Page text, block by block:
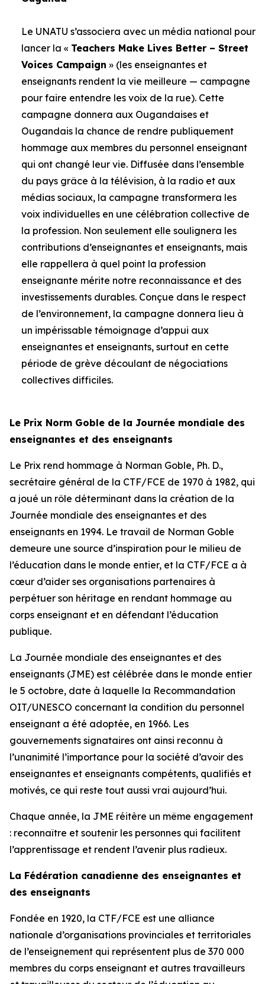
Le UNATU s’associera avec un média national pour
lancer la « Teachers Make Lives Better – Street
Voices Campaign » (les enseignantes et
enseignants rendent la vie meilleure — campagne
pour faire entendre les voix de la rue). Cette
campagne donnera aux Ougandaises et
Ougandais la chance de rendre publiquement
hommage aux membres du personnel enseignant
qui ont changé leur vie. Diffusée dans l’ensemble
du pays grâce à la télévision, à la radio et aux
médias sociaux, la campagne transformera les
voix individuelles en une célébration collective de
la profession. Non seulement elle soulignera les
contributions d’enseignantes et enseignants, mais
elle rappellera à quel point la profession
enseignante mérite notre reconnaissance et des
investissements durables. Conçue dans le respect
de l’environnement, la campagne donnera lieu à
un impérissable témoignage d’appui aux
enseignantes et enseignants, surtout en cette
période de grève découlant de négociations
collectives difficiles.
Le Prix Norm Goble de la Journée mondiale des
enseignantes et des enseignants
Le Prix rend hommage à Norman Goble, Ph. D.,
secrétaire général de la CTF/FCE de 1970 à 1982, qui
a joué un rôle déterminant dans la création de la
Journée mondiale des enseignantes et des
enseignants en 1994. Le travail de Norman Goble
demeure une source d’inspiration pour le milieu de
l’éducation dans le monde entier, et la CTF/FCE a à
cœur d’aider ses organisations partenaires à
perpétuer son héritage en rendant hommage au
corps enseignant et en défendant l’éducation
publique.
La Journée mondiale des enseignantes et des
enseignants (JME) est célébrée dans le monde entier
le 5 octobre, date à laquelle la Recommandation
OIT/UNESCO concernant la condition du personnel
enseignant a été adoptée, en 1966. Les
gouvernements signataires ont ainsi reconnu à
l’unanimité l’importance pour la société d’avoir des
enseignantes et enseignants compétents, qualifiés et
motivés, ce qui reste tout aussi vrai aujourd’hui.
Chaque année, la JME réitère un même engagement
: reconnaître et soutenir les personnes qui facilitent
l’apprentissage et rendent l’avenir plus radieux.
La Fédération canadienne des enseignantes et
des enseignants
Fondée en 1920, la CTF/FCE est une alliance
nationale d’organisations provinciales et territoriales
de l’enseignement qui représentent plus de 370 000
membres du corps enseignant et autres travailleurs